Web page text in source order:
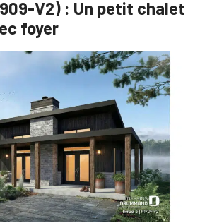
V2) : Un petit chalet
foyer